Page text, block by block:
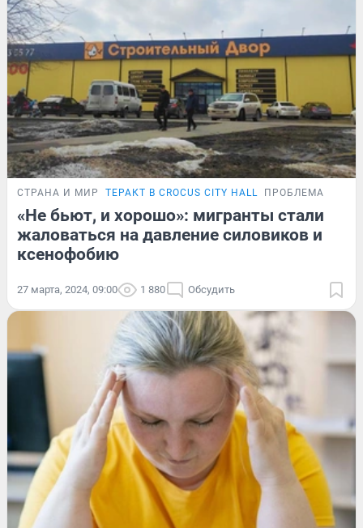
СТРАНА И МИР ТЕРАКТ В CROCUS CITY HALL ПРОБЛЕМА
«Не бьют, и хорошо»: мигранты стали
жаловаться на давление силовиков и
ксенофобию
27 марта, 2024, 09:00 1 880 Обсудить